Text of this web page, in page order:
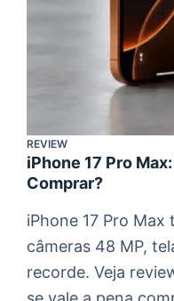
REVIEW
iPhone 17 Pro
Comprar?
iPhone 17 Pro Max
câmeras 48 MP,
recorde. Veja